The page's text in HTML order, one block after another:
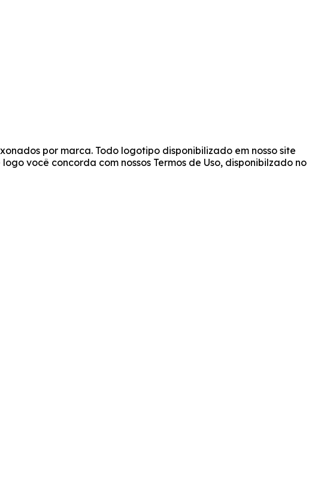
por marca. Todo logotipo disponibilizado em nosso site
você concorda com nossos Termos de Uso, disponibilzado no